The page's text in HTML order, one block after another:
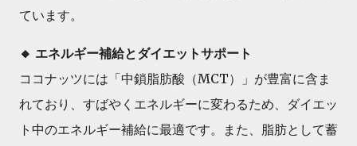
ています。
🔸 エネルギー補給とダイエットサポート
ココナッツには「中鎖脂肪酸（MCT）」が豊富に含ま
れており、すばやくエネルギーに変わるため、ダイエッ
ト中のエネルギー補給に最適です。また、脂肪として蓄